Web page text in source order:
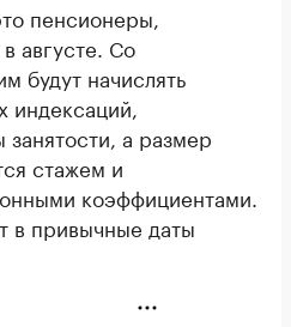
пенсионеры,
августе. Со
будут начислять
индексаций,
а размер
стажем и
коэффициентами.
в привычные даты